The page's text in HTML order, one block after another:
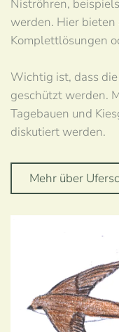
Niströhren,
werden. Hier
Komplettlösungen
Wichtig ist, dass
geschützt werden.
Tagebauen und
diskutiert werden.
Mehr über